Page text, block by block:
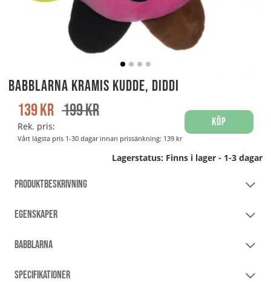
Babblarna Kramis Kudde, Diddi
199kr
139kr
Rek. pris:
Vårt lägsta pris 1-30 dagar innan prissänkning: 139 kr
Köp
Lagerstatus: Finns i lager - 1-3 dagar
PRODUKTBESKRIVNING
EGENSKAPER
BABBLARNA
SPECIFIKATIONER